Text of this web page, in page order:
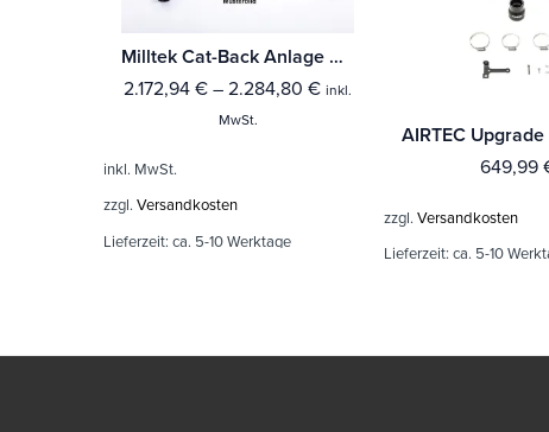
Milltek Cat-Back Anlage Hyundai i30 N Performance 2.0 T-GDi (280PS - Facelift (Fahrzeuge mit OPF)
2.172,94 € – 2.284,80 € inkl.
MwSt.
inkl. MwSt.
zzgl. Versandkosten
Lieferzeit: ca. 5-10 Werktage
649,99
zzgl. Versandkosten
Lieferzeit: ca. 5-10